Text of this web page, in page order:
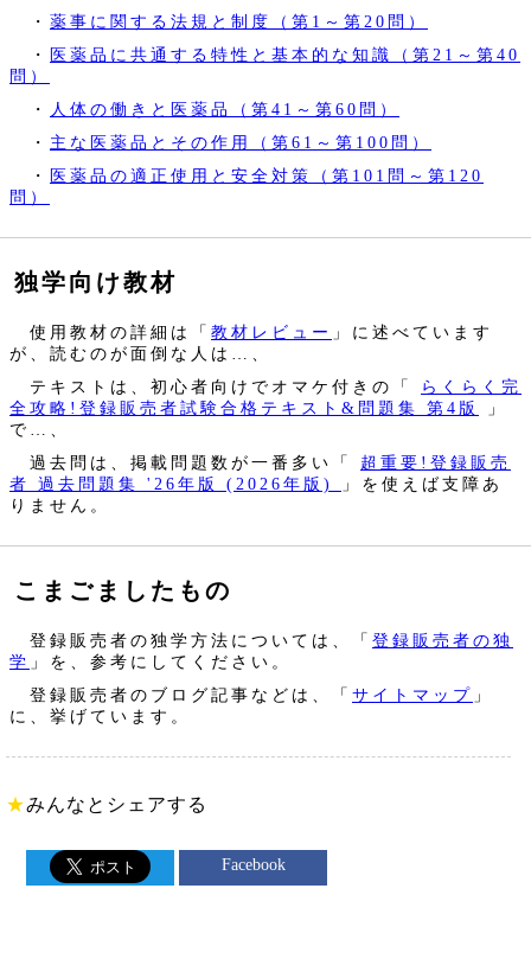
・ 薬事に関する法規と制度（第1～第20問）
・
医薬品に共通する特性と基本的な知識（第21～第40
問）
・
人体の働きと医薬品（第41～第60問）
・ 主な医薬品とその作用（第61～第100問）
・
医薬品の適正使用と安全対策（第101問～第120
問）
独学向け教材
使用教材の詳細は「 教材レビュー 」に述べています
が、読むのが面倒な人は…、
テキストは、初心者向けでオマケ付きの「
らくらく完
全攻略!登録販売者試験合格テキスト&問題集 第4版
」
で…、
過去問は、掲載問題数が一番多い「
超重要!登録販売
者 過去問題集 '26年版 (2026年版)
」を使えば支障あ
りません。
こまごましたもの
登録販売者の独学方法については、「 登録販売者の独
学 」を、参考にしてください。
登録販売者のブログ記事などは、「 サイトマップ 」
に、挙げています。
★みんなとシェアする
Facebook